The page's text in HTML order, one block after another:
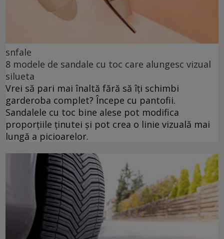
snfale
8 modele de sandale cu toc care alungesc vizual
silueta
Vrei să pari mai înaltă fără să îți schimbi
garderoba complet? Începe cu pantofii.
Sandalele cu toc bine alese pot modifica
proporțiile ținutei și pot crea o linie vizuală mai
lungă a picioarelor.